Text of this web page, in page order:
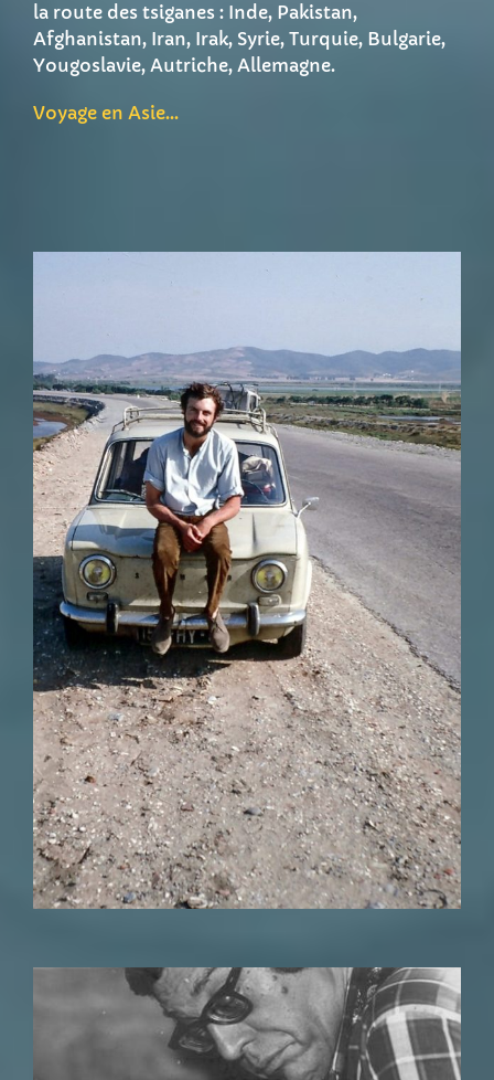
la route des tsiganes : Inde, Pakistan,
Afghanistan, Iran, Irak, Syrie, Turquie, Bulgarie,
Yougoslavie, Autriche, Allemagne.
Voyage en Asie…